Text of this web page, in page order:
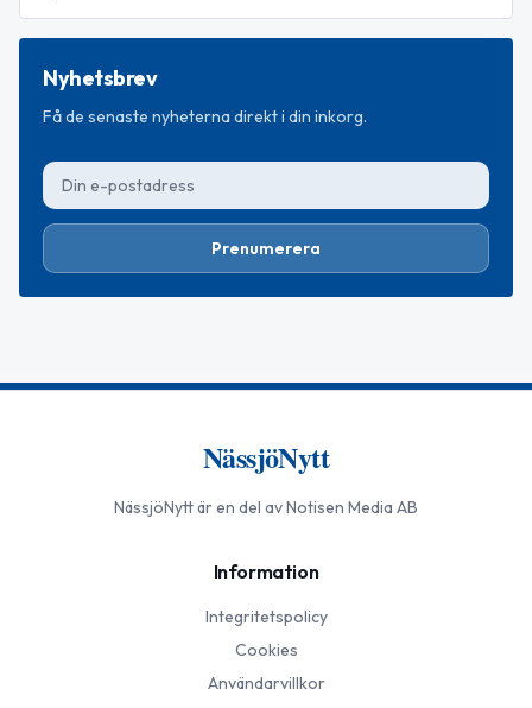
Nyhetsbrev
Få de senaste nyheterna direkt i din inkorg.
Prenumerera
NässjöNytt
NässjöNyttär en del av Notisen Media AB
Information
Integritetspolicy
Cookies
Användarvillkor